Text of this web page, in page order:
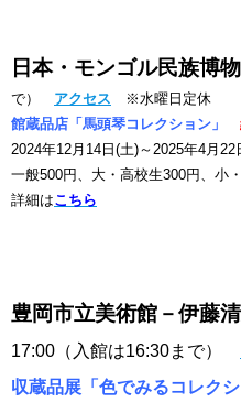
日本・モンゴル民族博
で） アクセス ※水曜日定休
館蔵品店「馬頭琴コレクション」
2024年12月14日(土)～2025年4月22
一般500円、大・高校生300円、小
詳細はこちら
豊岡市立美術館－伊藤
17:00（入館は16:30まで）
収蔵品展「色でみるコレク